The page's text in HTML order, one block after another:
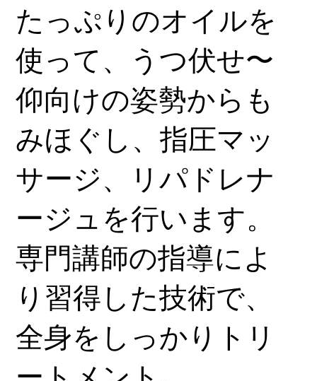
たっぷりのオイルを
使って、うつ伏せ〜
仰向けの姿勢からも
みほぐし、指圧マッ
サージ、リパドレナ
ージュを行います。
専門講師の指導によ
り習得した技術で、
全身をしっかりトリ